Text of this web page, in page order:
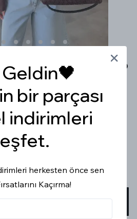
CEKET
EKLE
bir parçası
indirimleri
herkesten önce sen
Kaçırma!